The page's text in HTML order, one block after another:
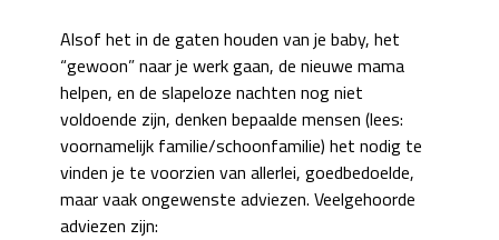
Alsof het in de gaten houden van je baby, het
“gewoon” naar je werk gaan, de nieuwe mama
helpen, en de slapeloze nachten nog niet
voldoende zijn, denken bepaalde mensen (lees:
voornamelijk familie/schoonfamilie) het nodig te
vinden je te voorzien van allerlei, goedbedoelde,
maar vaak ongewenste adviezen. Veelgehoorde
adviezen zijn: